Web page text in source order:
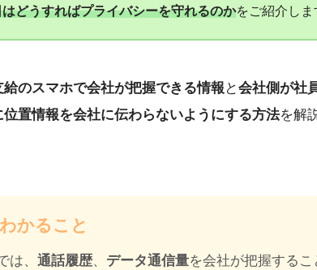
はどうすればプライバシーを守れるのかをご紹介しま
給のスマホで会社が把握できる情報 と会社側が社
位置情報を会社に伝わらないようにする方法を解
かること
は、通話履歴、 データ通信量を会社が把握するこ